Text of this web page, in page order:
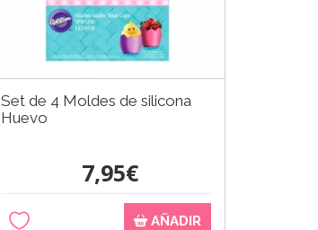
Set de 4 Moldes de silicona
Huevo
7,95€
AÑADIR